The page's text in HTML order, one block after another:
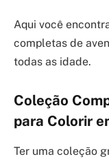
Aqui você
completas de
todas as idade.
Coleção
para Colorir
Ter uma coleção